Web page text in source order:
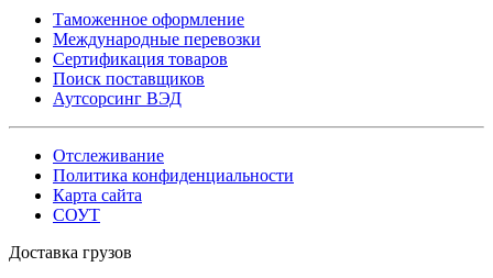
Таможенное оформление
Международные перевозки
Сертификация товаров
Поиск поставщиков
Аутсорсинг ВЭД
Отслеживание
Политика конфиденциальности
Карта сайта
СОУТ
Доставка грузов